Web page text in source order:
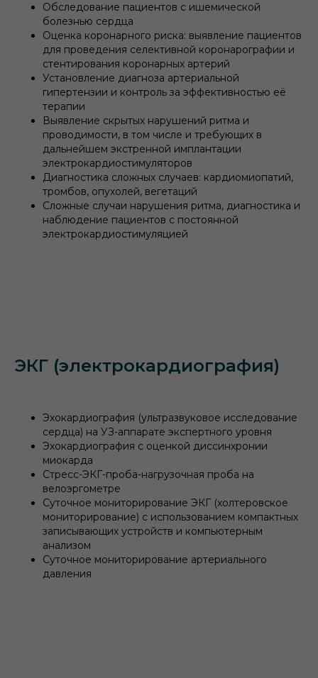
Обследование пациентов с ишемической
болезнью сердца
Оценка коронарного риска: выявление пациентов
для проведения селективной коронарографии и
стентирования коронарных артерий
Установление диагноза артериальной
гипертензии и контроль за эффективностью её
терапии
Выявление скрытых нарушений ритма и
проводимости, в том числе и требующих в
дальнейшем экстренной имплантации
электрокардиостимуляторов
Диагностика сложных случаев: кардиомиопатий,
тромбов, опухолей, вегетаций
Сложные случаи нарушения ритма, диагностика и
наблюдение пациентов с постоянной
электрокардиостимуляцией
ЭКГ (электрокардиография)
Эхокардиография (ультразвуковое исследование
сердца) на УЗ-аппарате экспертного уровня
Эхокардиография с оценкой диссинхронии
миокарда
Стресс-ЭКГ-проба-нагрузочная проба на
велоэргометре
Суточное мониторирование ЭКГ (холтеровское
мониторирование) с использованием компактных
записывающих устройств и компьютерным
анализом
Суточное мониторирование артериального
давления